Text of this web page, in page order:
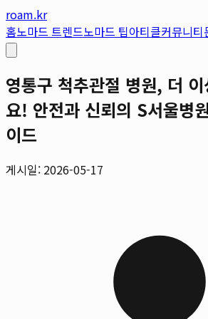
roam.kr
홈노마드 트렌드노마드 팁아티클커뮤니티
영통구 척추관절 병원, 더
요! 안전과 신뢰의 S서울병
이드
게시일: 2026-05-17